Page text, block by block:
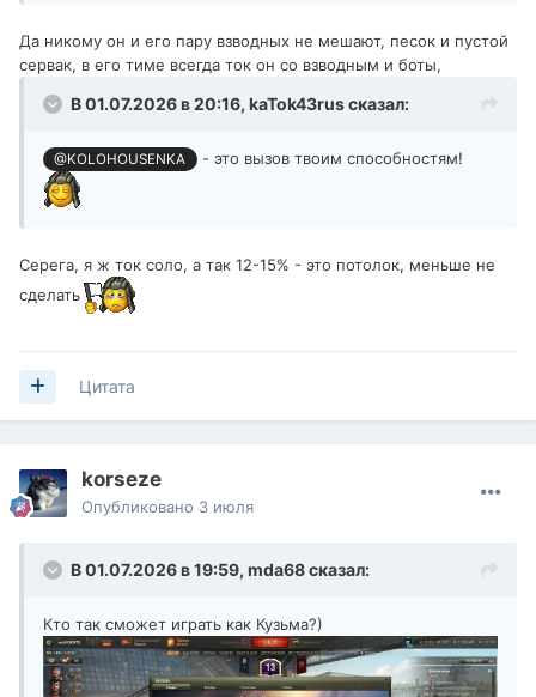
Наверное никто)
Да никому он и его пару взводных не мешают, песок и пустой
сервак, в его тиме всегда ток он со взводным и боты,
В 01.07.2026 в 20:16, kaTok43rusсказал:
@KOLOHOUSENKA - это вызов твоим способностям!
Серега, я ж ток соло, а так 12-15% - это потолок, меньше не
сделать
Цитата
korseze
Опубликовано 3 июля
В 01.07.2026 в 19:59, mda68сказал:
Кто так сможет играть как Кузьма?)